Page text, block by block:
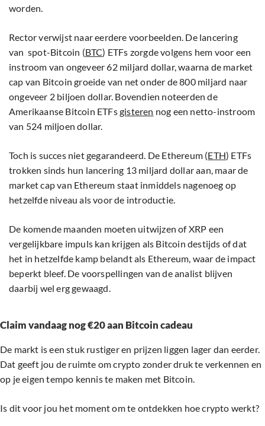
worden.
Rector verwijst naar eerdere voorbeelden. De lancering
van spot-Bitcoin (BTC) ETFs zorgde volgens hem voor een
instroom van ongeveer 62 miljard dollar, waarna de market
cap van Bitcoin groeide van net onder de 800 miljard naar
ongeveer 2 biljoen dollar. Bovendien noteerden de
Amerikaanse Bitcoin ETFsgisteren nog een netto-instroom
van 524 miljoen dollar.
Toch is succes niet gegarandeerd. De Ethereum (ETH) ETFs
trokken sinds hun lancering 13 miljard dollar aan, maar de
market cap van Ethereum staat inmiddels nagenoeg op
hetzelfde niveau als voor de introductie.
De komende maanden moeten uitwijzen of XRP een
vergelijkbare impuls kan krijgen als Bitcoin destijds of dat
het in hetzelfde kamp belandt als Ethereum, waar de impact
beperkt bleef. De voorspellingen van de analist blijven
daarbij wel erg gewaagd.
Claim vandaag nog €20 aan Bitcoin cadeau
De markt is een stuk rustiger en prijzen liggen lager dan eerder.
Dat geeft jou de ruimte om crypto zonder druk te verkennen en
op je eigen tempo kennis te maken met Bitcoin.
Is dit voor jou het moment om te ontdekken hoe crypto werkt?